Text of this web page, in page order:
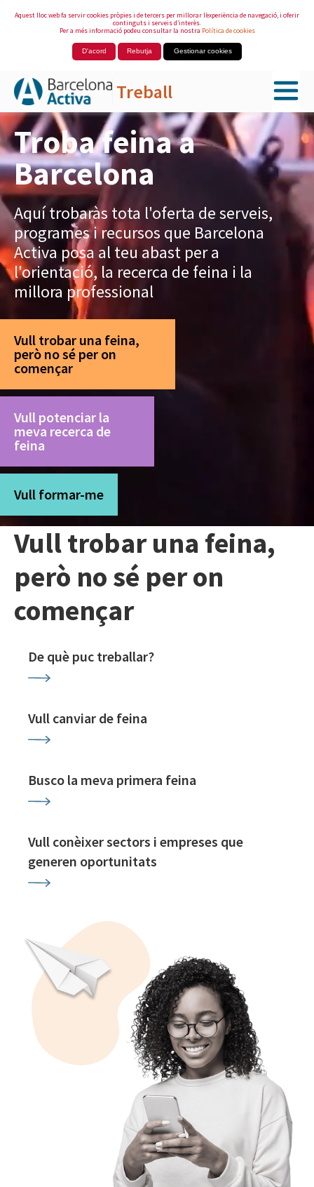
Aquest lloc web fa servir cookies pròpies i de tercers per millorar l’experiència de navegació, i oferir
continguts i serveis d’interès.
Per a més informació podeu consultar la nostra Política de cookies
D'acord Rebutja Gestionar cookies
Treball
Salta al contingut principal
Troba feina a
Barcelona
Aquí trobaràs tota l'oferta de serveis,
programes i recursos que Barcelona
Activa posa al teu abast per a
l'orientació, la recerca de feina i la
millora professional
Vull trobar una feina,
però no sé per on
començar
Vull potenciar la
meva recerca de
feina
Vull formar-me
Vull trobar una feina,
però no sé per on
començar
De què puc treballar?
Vull canviar de feina
Busco la meva primera feina
Vull conèixer sectors i empreses que
generen oportunitats